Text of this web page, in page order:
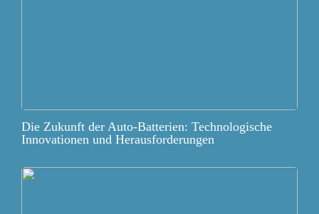
Die Zukunft der Auto-Batterien: Technologische
Innovationen und Herausforderungen